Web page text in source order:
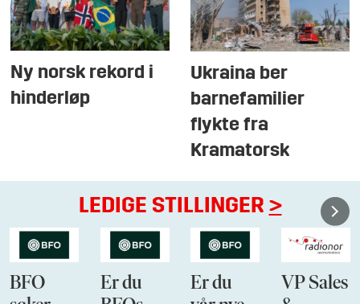
Ny norsk rekord i
hinderløp
Ukraina ber
barnefamilier
flykte fra
Kramatorsk
LEDIGE STILLINGER >
BFO
Er du
Er du
VP Sales